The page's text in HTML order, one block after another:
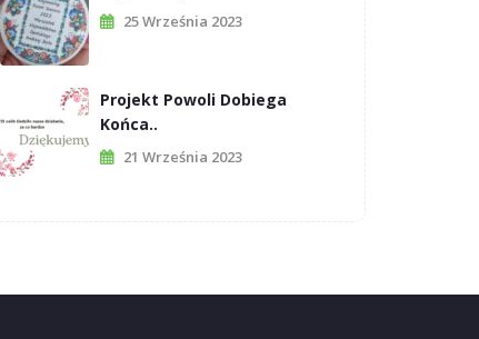
25 Września 2023
Projekt Powoli Dobiega
Końca..
21 Września 2023